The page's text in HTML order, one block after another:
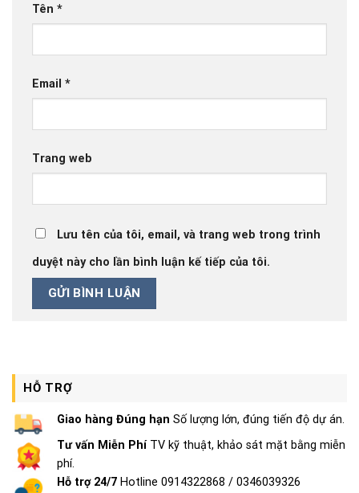
Tên *
Email *
Trang web
Lưu tên của tôi, email, và trang web trong trình
duyệt này cho lần bình luận kế tiếp của tôi.
HỖ TRỢ
Giao hàng Đúng hạn Số lượng lớn, đúng tiến độ dự án.
Tư vấn Miễn PhíTV kỹ thuật, khảo sát mặt bằng miễn
phí.
Hỗ trợ 24/7 Hotline 0914322868 / 0346039326